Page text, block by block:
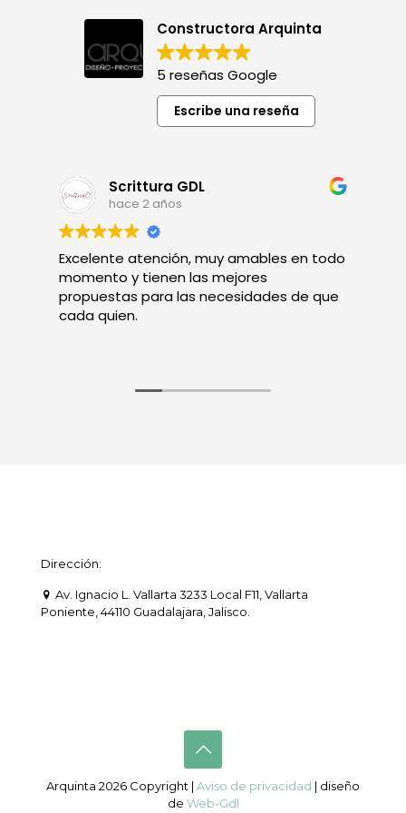
Constructora Arquinta
5 reseñas Google
Escribe una reseña
Scrittura GDL
hace 2 años
Excelente atención, muy amables en todo
momento y tienen las mejores
propuestas para las necesidades de que
cada quien.
Dirección:
Av. Ignacio L. Vallarta 3233 Local F11, Vallarta
Poniente, 44110 Guadalajara, Jalisco.
Arquinta 2026 Copyright | Aviso de privacidad | diseño
de Web-Gdl